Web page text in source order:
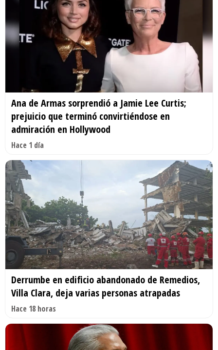
Ana de Armas sorprendió a Jamie Lee Curtis;
prejuicio que terminó convirtiéndose en
admiración en Hollywood
Hace 1 día
Derrumbe en edificio abandonado de Remedios,
Villa Clara, deja varias personas atrapadas
Hace 18 horas